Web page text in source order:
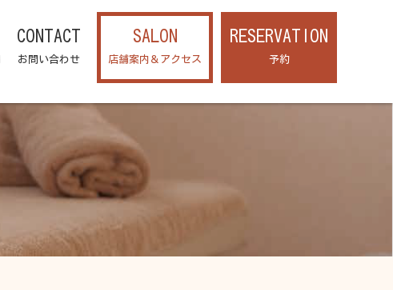
CONTACT
お問い合わせ
SALON
店舗案内＆アクセス
RESERVATION
予約